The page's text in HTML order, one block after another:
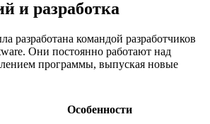
и разработка
разработана командой разработчиков
Они постоянно работают над
программы, выпуская новые
Особенности